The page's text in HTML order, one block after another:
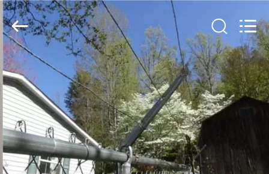
HAUS
PRODUKTE
ÜBER
UNS
XI
RUN
METAL
MESH
CO.,LTD.
All
Rights
Reserved.